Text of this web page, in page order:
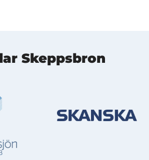
Skeppsbron